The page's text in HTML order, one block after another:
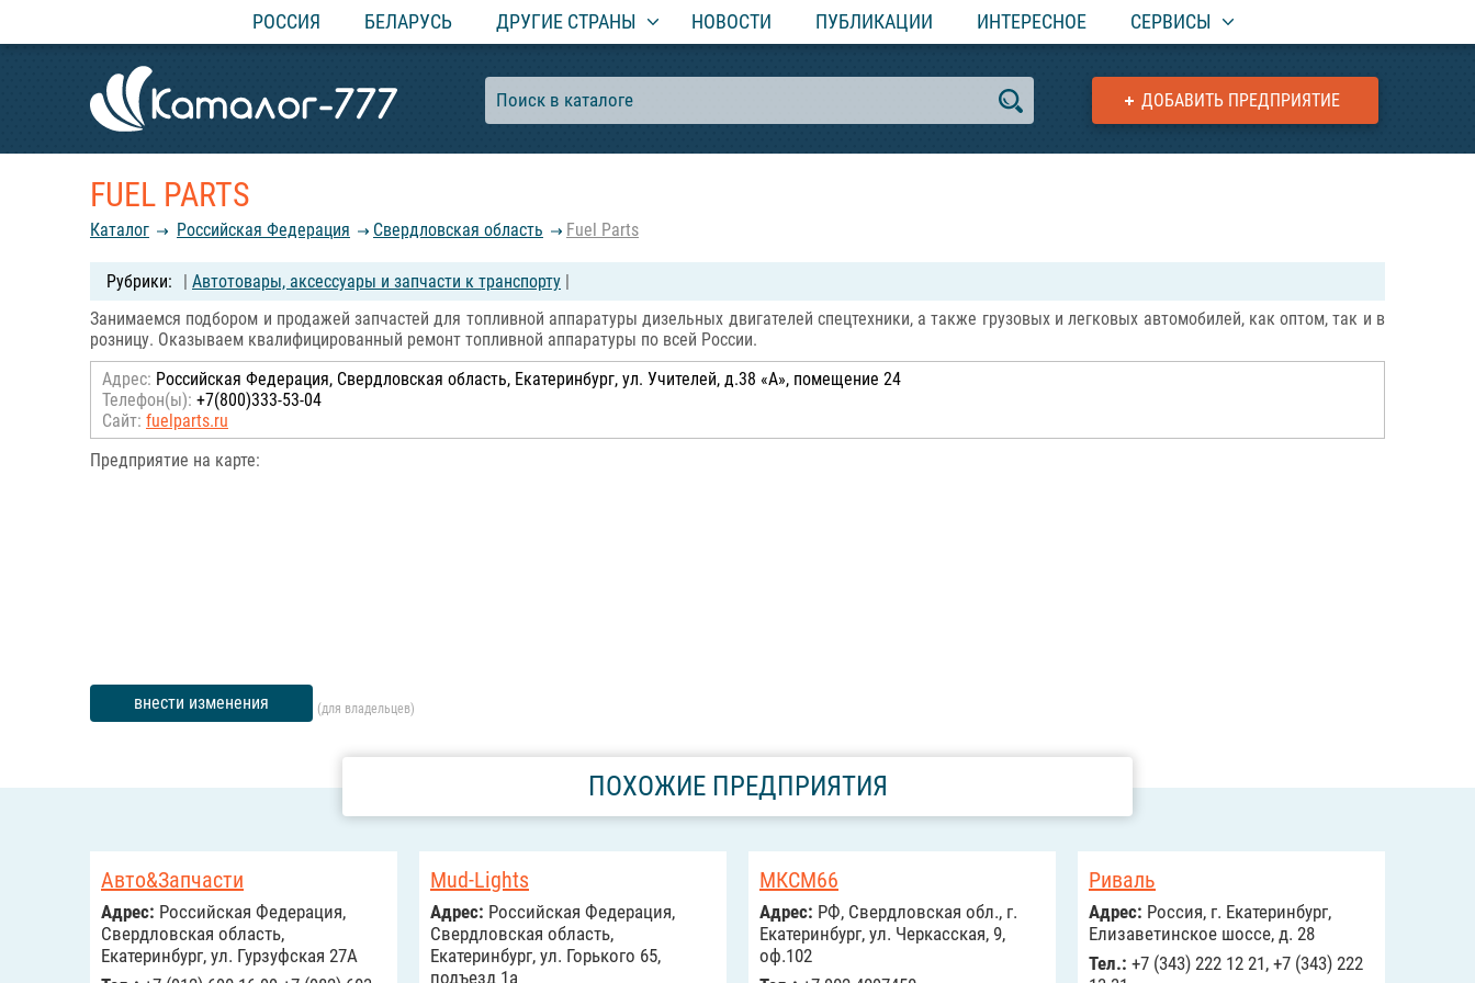
РОССИЯ БЕЛАРУСЬ ДРУГИЕ СТРАНЫ НОВОСТИ ПУБЛИКАЦИИ ИНТЕРЕСНОЕ СЕРВИСЫ
ДОБАВИТЬ ПРЕДПРИЯТИЕ
FUEL PARTS
Каталог Российcкая Федерация Свердловская область Fuel Parts
| Автотовары, аксессуары и запчасти к транспорту |
Занимаемся подбором и продажей запчастей для топливной аппаратуры дизельных двигателей спецтехники, а также грузовых и легковых автомобилей, как оптом, так и в
розницу. Оказываем квалифицированный ремонт топливной аппаратуры по всей России.
Адрес: Российcкая Федерация, Свердловская область, Екатеринбург, ул. Учителей, д.38 «А», помещение 24
Телефон(ы): +7(800)333-53-04
Сайт: fuelparts.ru
Предприятие на карте:
внести изменения (для владельцев)
ПОХОЖИЕ ПРЕДПРИЯТИЯ
Авто&Запчасти
Адрес: Российcкая Федерация,
Свердловская область,
Екатеринбург, ул. Гурзуфская 27А
Mud-Lights
Адрес: Российcкая Федерация,
Свердловская область,
Екатеринбург, ул. Горького 65,
подъезд 1а
МКСМ66
Адрес: РФ, Свердловская обл., г.
Екатеринбург, ул. Черкасская, 9,
оф.102
Риваль
Адрес: Россия, г. Екатеринбург,
Елизаветинское шоссе, д. 28
Тел.: +7 (343) 222 12 21, +7 (343) 222